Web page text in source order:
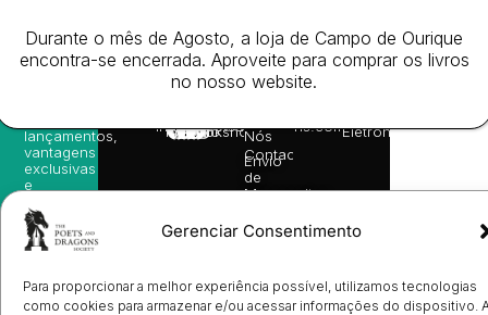
Gerenciar Consentimento
Para proporcionar a melhor experiência possível, utilizamos tecnologias
como cookies para armazenar e/ou acessar informações do dispositivo.
info@poetsandragons.com
Infantil
Adulto
Bookshop
English
Autores
Eventos
Prémio
Nós
Contactos
Envio
de
Manuscritos
de
Ilustradores
Livrarias
Política
de
Cookies
Eletrónico
nossas
sugestões
de
lançamentos,
vantagens
exclusivas
e
diretamente
no seu
e-mail.
Subscrever
2026
Todos
os
Durante o mês de Agosto, a loja de Campo de Ourique
encontra-se encerrada. Aproveite para comprar os livros
no nosso website.